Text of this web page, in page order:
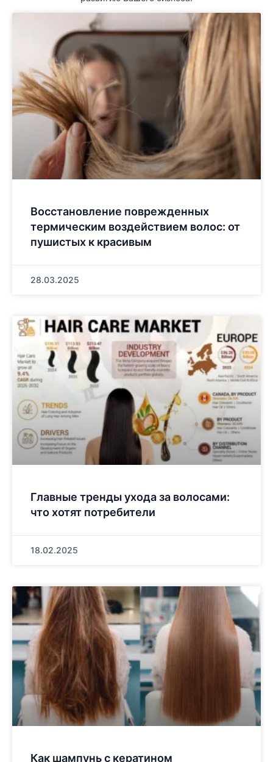
Восстановление поврежденных
термическим воздействием волос: от
пушистых к красивым
28.03.2025
Главные тренды ухода за волосами:
что хотят потребители
18.02.2025
Как шампунь с кератином